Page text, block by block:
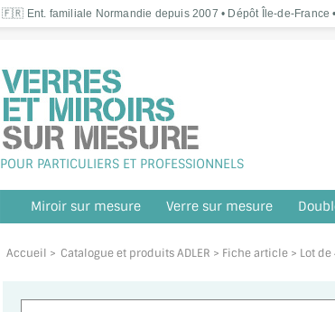
🇫🇷 Ent. familiale Normandie depuis 2007 • Dépôt Île-de-France
POUR PARTICULIERS ET PROFESSIONNELS
Miroir sur mesure Verre sur mesure
Accueil > Catalogue et produits ADLER > Fiche article > Lot